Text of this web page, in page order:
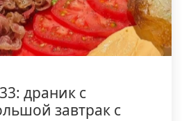
драник с
завтрак с